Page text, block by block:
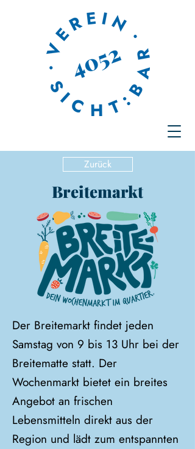
Zurück
Breitemarkt
Der Breitemarkt findet jeden
Samstag von 9 bis 13 Uhr bei der
Breitematte statt. Der
Wochenmarkt bietet ein breites
Angebot an frischen
Lebensmitteln direkt aus der
Region und lädt zum entspannten